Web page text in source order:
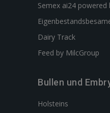
Semex ai24 powered
Dairy Track
Feed by MilcGroup
Bullen und
Holsteins